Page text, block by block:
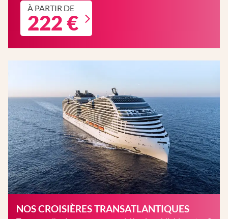
À PARTIR DE
222 €
NOS CROISIÈRES TRANSATLANTIQUES